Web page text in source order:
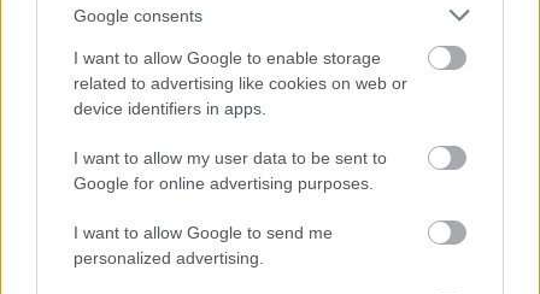
Google consents
I want to allow Google to enable storage
related to advertising like cookies on web or
device identifiers in apps.
I want to allow my user data to be sent to
Google for online advertising purposes.
I want to allow Google to send me
personalized advertising.
Aκολουθήστε μας
παντού…